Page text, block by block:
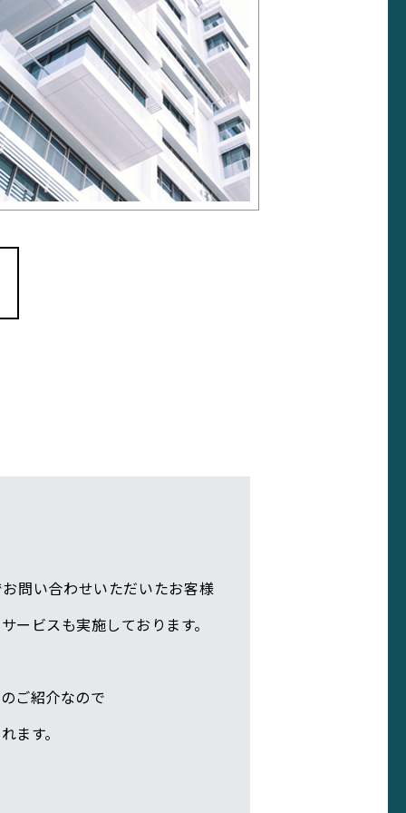
問い合わせいただいたお客様
ービスも実施しております。
ご紹介なので
ます。